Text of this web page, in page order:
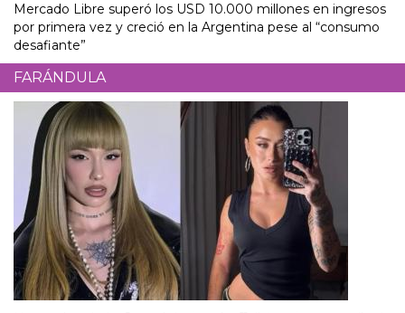
Mercado Libre superó los USD 10.000 millones en ingresos
por primera vez y creció en la Argentina pese al “consumo
desafiante”
FARÁNDULA